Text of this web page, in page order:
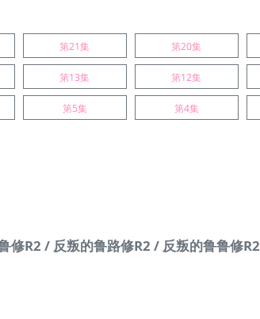
第21集 第20集
第13集 第12集
第5集 第4集
修R2 / 反叛的鲁路修R2 / 反叛的鲁鲁修R2